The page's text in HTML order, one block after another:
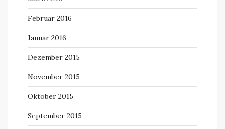
Februar 2016
Januar 2016
Dezember 2015
November 2015
Oktober 2015
September 2015